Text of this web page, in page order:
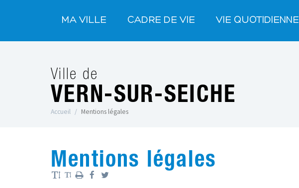
MA VILLE CADRE DE VIE VIE QUOTIDIENNE
Ville de
VERN-SUR-SEICHE
Accueil Mentions légales
Mentions légales